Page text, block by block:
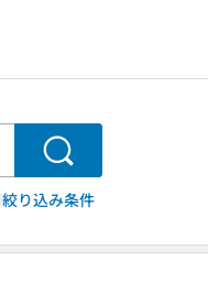
検索
絞り込み条件